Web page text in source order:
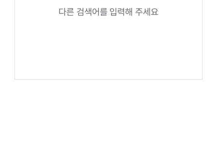
다른 검색어를 입력해 주세요